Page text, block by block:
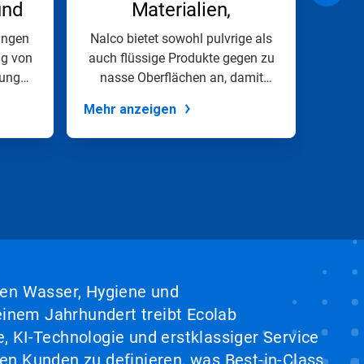
von
Materialien,
Flusshilfsmittel
Nalco bietet sowohl pulvrige als
auch flüssige Produkte gegen zu
nasse Oberflächen an, damit
Mehr anzeigen
Wasser, Hygiene und
Jahrhundert treibt Ecolab
Technologie und erstklassiger Service
Kunden zu definieren, was Best-in-Class